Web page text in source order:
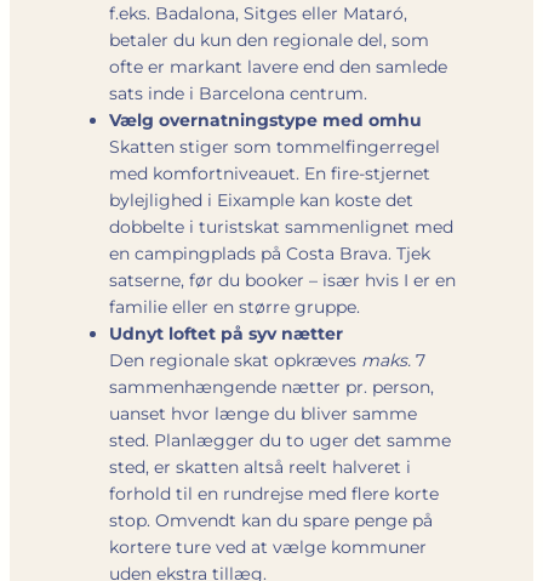
f.eks. Badalona, Sitges eller Mataró,
betaler du kun den regionale del, som
ofte er markant lavere end den samlede
sats inde i Barcelona centrum.
Vælg overnatningstype med omhu
Skatten stiger som tommelfingerregel
med komfortniveauet. En fire-stjernet
bylejlighed i Eixample kan koste det
dobbelte i turistskat sammenlignet med
en campingplads på Costa Brava. Tjek
satserne, før du booker – især hvis I er en
familie eller en større gruppe.
Udnyt loftet på syv nætter
Den regionale skat opkræves maks. 7
sammenhængende nætter pr. person,
uanset hvor længe du bliver samme
sted. Planlægger du to uger det samme
sted, er skatten altså reelt halveret i
forhold til en rundrejse med flere korte
stop. Omvendt kan du spare penge på
kortere ture ved at vælge kommuner
uden ekstra tillæg.